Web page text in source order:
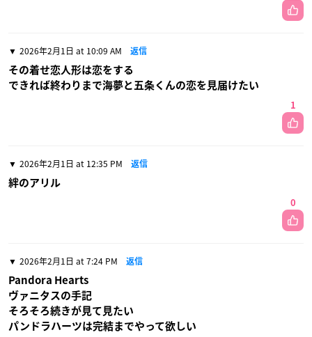
2026年2月1日 at 10:09 AM 返信
その着せ恋人形は恋をする
できれば終わりまで海夢と五条くんの恋を見届けたい
1
2026年2月1日 at 12:35 PM 返信
絆のアリル
0
2026年2月1日 at 7:24 PM 返信
Pandora Hearts
ヴァニタスの手記
そろそろ続きが見て見たい
パンドラハーツは完結までやって欲しい